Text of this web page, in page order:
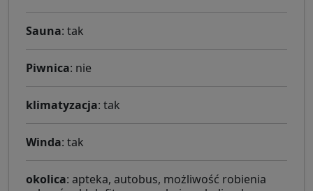
Sauna: tak
Piwnica: nie
klimatyzacja: tak
Winda: tak
okolica: apteka, autobus, możliwość robienia